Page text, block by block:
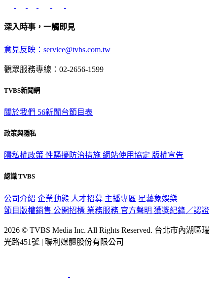
深入時事，一觸即見
意見反映：service@tvbs.com.tw
觀眾服務專線：02-2656-1599
TVBS新聞網
關於我們 56新聞台節目表
政策與隱私
隱私權政策 性騷擾防治措施 網站使用協定 版權宣告
認識 TVBS
公司介紹 企業動態 人才招募 主播專區 星藝象娛樂
節目版權銷售 公開招標 業務服務 官方聲明 獲獎紀錄／認證
2026 © TVBS Media Inc. All Rights Reserved. 台北市內湖區瑞
光路451號 | 聯利媒體股份有限公司